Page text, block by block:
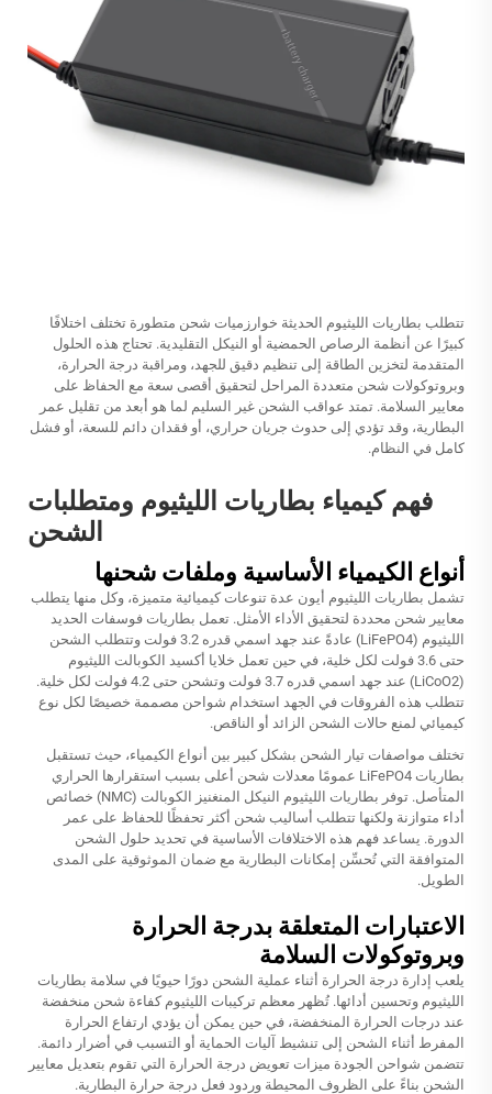
تتطلب بطاريات الليثيوم الحديثة خوارزميات شحن متطورة تختلف اختلافًا
كبيرًا عن أنظمة الرصاص الحمضية أو النيكل التقليدية. تحتاج هذه الحلول
المتقدمة لتخزين الطاقة إلى تنظيم دقيق للجهد، ومراقبة درجة الحرارة،
وبروتوكولات شحن متعددة المراحل لتحقيق أقصى سعة مع الحفاظ على
معايير السلامة. تمتد عواقب الشحن غير السليم لما هو أبعد من تقليل عمر
البطارية، وقد تؤدي إلى حدوث جريان حراري، أو فقدان دائم للسعة، أو فشل
كامل في النظام.
فهم كيمياء بطاريات الليثيوم ومتطلبات
الشحن
أنواع الكيمياء الأساسية وملفات شحنها
تشمل بطاريات الليثيوم أيون عدة تنوعات كيميائية متميزة، وكل منها يتطلب
معايير شحن محددة لتحقيق الأداء الأمثل. تعمل بطاريات فوسفات الحديد
الليثيوم (LiFePO4) عادةً عند جهد اسمي قدره 3.2 فولت وتتطلب الشحن
حتى 3.6 فولت لكل خلية، في حين تعمل خلايا أكسيد الكوبالت الليثيوم
(LiCoO2) عند جهد اسمي قدره 3.7 فولت وتشحن حتى 4.2 فولت لكل خلية.
تتطلب هذه الفروقات في الجهد استخدام شواحن مصممة خصيصًا لكل نوع
كيميائي لمنع حالات الشحن الزائد أو الناقص.
تختلف مواصفات تيار الشحن بشكل كبير بين أنواع الكيمياء، حيث تستقبل
بطاريات LiFePO4 عمومًا معدلات شحن أعلى بسبب استقرارها الحراري
المتأصل. توفر بطاريات الليثيوم النيكل المنغنيز الكوبالت (NMC) خصائص
أداء متوازنة ولكنها تتطلب أساليب شحن أكثر تحفظًا للحفاظ على عمر
الدورة. يساعد فهم هذه الاختلافات الأساسية في تحديد حلول الشحن
المتوافقة التي تُحسِّن إمكانات البطارية مع ضمان الموثوقية على المدى
الطويل.
الاعتبارات المتعلقة بدرجة الحرارة
وبروتوكولات السلامة
يلعب إدارة درجة الحرارة أثناء عملية الشحن دورًا حيويًا في سلامة بطاريات
الليثيوم وتحسين أدائها. تُظهر معظم تركيبات الليثيوم كفاءة شحن منخفضة
عند درجات الحرارة المنخفضة، في حين يمكن أن يؤدي ارتفاع الحرارة
المفرط أثناء الشحن إلى تنشيط آليات الحماية أو التسبب في أضرار دائمة.
تتضمن شواحن الجودة ميزات تعويض درجة الحرارة التي تقوم بتعديل معايير
الشحن بناءً على الظروف المحيطة وردود فعل درجة حرارة البطارية.